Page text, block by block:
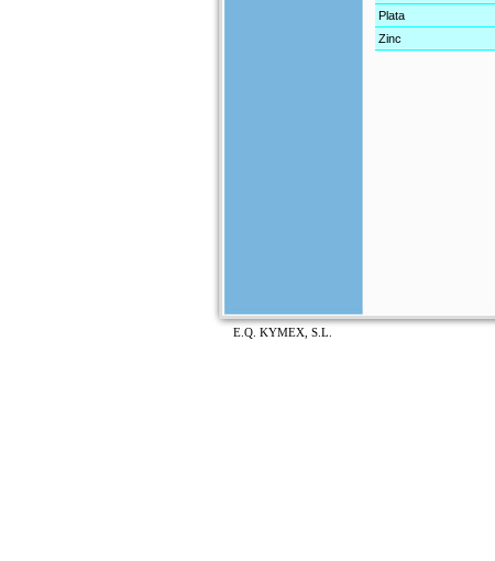
Plata
Zinc
E.Q. KYMEX, S.L.